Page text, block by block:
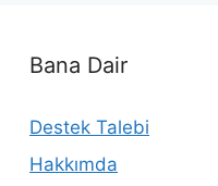
Bana Dair
Destek Talebi
Hakkımda